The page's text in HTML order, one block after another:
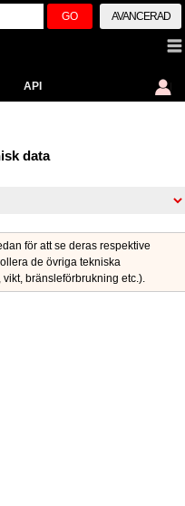
GO AVANCERAD
API
data
för att se deras respektive
de övriga tekniska
bränsleförbrukning etc.).